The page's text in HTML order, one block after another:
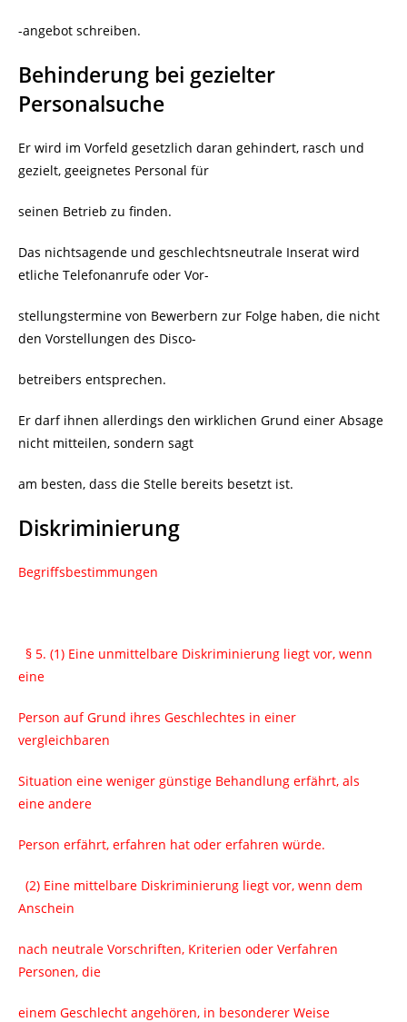
-angebot schreiben.
Behinderung bei gezielter
Personalsuche
Er wird im Vorfeld gesetzlich daran gehindert, rasch und
gezielt, geeignetes Personal für
seinen Betrieb zu finden.
Das nichtsagende und geschlechtsneutrale Inserat wird
etliche Telefonanrufe oder Vor-
stellungstermine von Bewerbern zur Folge haben, die nicht
den Vorstellungen des Disco-
betreibers entsprechen.
Er darf ihnen allerdings den wirklichen Grund einer Absage
nicht mitteilen, sondern sagt
am besten, dass die Stelle bereits besetzt ist.
Diskriminierung
Begriffsbestimmungen
§ 5. (1) Eine unmittelbare Diskriminierung liegt vor, wenn
eine
Person auf Grund ihres Geschlechtes in einer
vergleichbaren
Situation eine weniger günstige Behandlung erfährt, als
eine andere
Person erfährt, erfahren hat oder erfahren würde.
(2) Eine mittelbare Diskriminierung liegt vor, wenn dem
Anschein
nach neutrale Vorschriften, Kriterien oder Verfahren
Personen, die
einem Geschlecht angehören, in besonderer Weise